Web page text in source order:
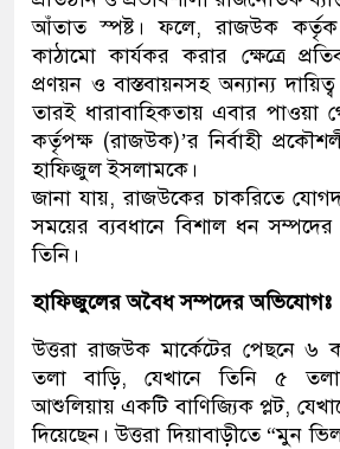
আঁতাত স্পষ্ট। ফলে, রাজউক কর্তৃক
কাঠামো কার্যকর করার ক্ষেত্রে
প্রণয়ন ও বাস্তবায়নসহ অন্যান্য
তারই ধারাবাহিকতায় এবার পাওয়া
কর্তৃপক্ষ (রাজউক)’র নির্বাহী
হাফিজুল ইসলামকে।
জানা যায়, রাজউকের চাকরিতে
সময়ের ব্যবধানে বিশাল ধন
তিনি।
হাফিজুলের অবৈধ সম্পদের অভিযোগঃ
উত্তরা রাজউক মার্কেটের পেছনে
তলা বাড়ি, যেখানে তিনি ৫
আশুলিয়ায় একটি বাণিজ্যিক প্লট,
দিয়েছেন। উত্তরা দিয়াবাড়ীতে “মুন